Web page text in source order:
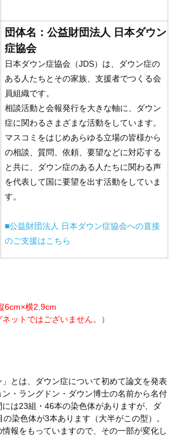
団体名：公益財団法人 日本ダウン
症協会
日本ダウン症協会（JDS）は、ダウン症の
ある人たちとその家族、支援者でつくる会
員組織です。
相談活動と会報発行を大きな軸に、ダウン
症に関わるさまざまな活動をしています。
マスコミをはじめあらゆる立場の皆様から
の相談、質問、依頼、要望などに対応する
と共に、ダウン症のある人たちに関わる声
を代表して国に要望を出す活動をしていま
す。
■公益財団法人 日本ダウン症協会への直接
のご支援はこちら
6cm×横2.9cm
ットではございません。）
とは、ダウン症について初めて論文を発表
ン・ラングドン・ダウン博士の名前から名付
は23組・46本の染色体がありますが、ダ
染色体が3本あります（大半がこの型）。
報をもっていますので、その一部が変化し